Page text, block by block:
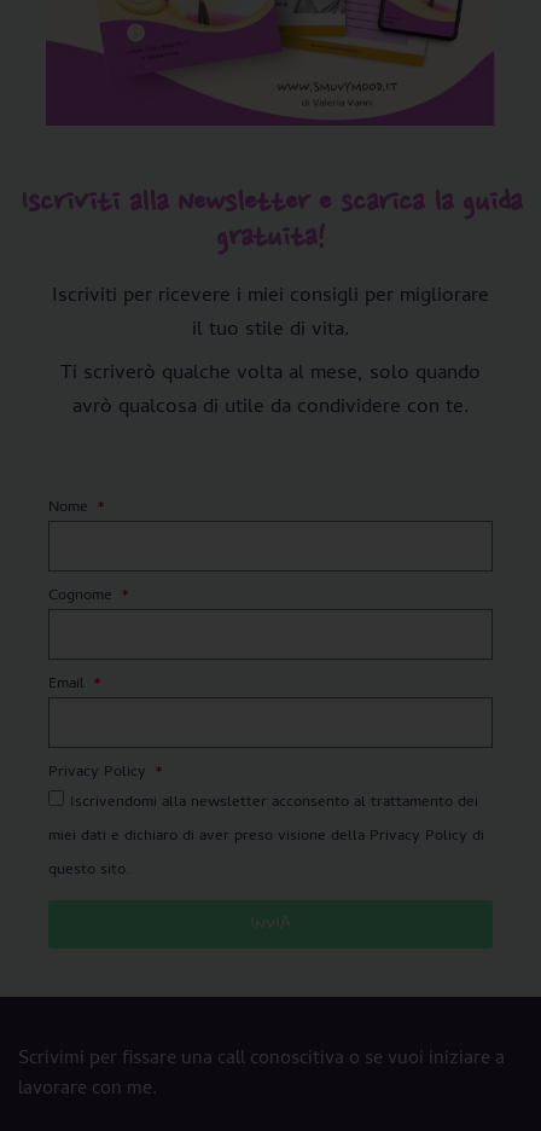
Iscriviti alla Newsletter e scarica la guida
gratuita!
Iscriviti per ricevere i miei consigli per migliorare
il tuo stile di vita.
Ti scriverò qualche volta al mese, solo quando
avrò qualcosa di utile da condividere con te.
Nome
Cognome
Email
Privacy Policy
Iscrivendomi alla newsletter acconsento al trattamento dei
miei dati e dichiaro di aver preso visione della Privacy Policy di
questo sito.
INVIA
Scrivimi per fissare una call conoscitiva o se vuoi iniziare a
lavorare con me.